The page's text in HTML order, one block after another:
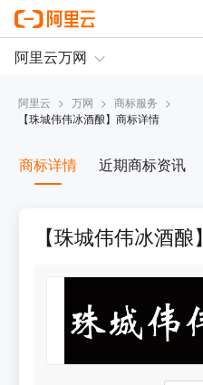
阿里云 > 万网 > 商标服务 >
【珠城伟伟冰酒酿】商标详情
商标详情 近期商标资讯
【珠城伟伟冰酒